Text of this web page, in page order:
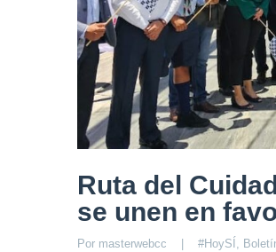
Ruta del
se unen en
Por masterwebcc #HoySÍ ,